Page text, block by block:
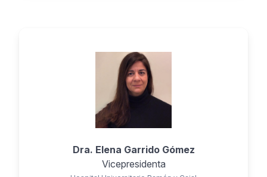
Dra. Elena Garrido Gómez
Vicepresidenta